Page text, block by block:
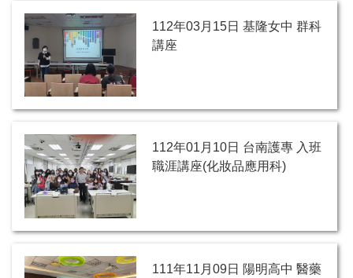
112年03月15日 基隆女中 群科
講座
112年01月10日 台南護專 入班
職涯講座(化妝品應用科)
111年11月09日 陽明高中 醫藥